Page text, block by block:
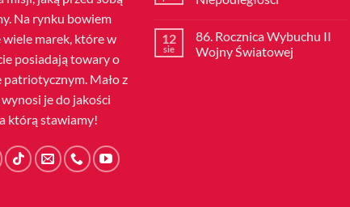
Na rynku bowiem
wiele marek, które w
posiadają towary o
patriotycznym. Mało z
je do jakości
którą stawiamy!
do
11
Listopada
12
sie
86. Rocznica Wybuchu II
Wojny Światowej